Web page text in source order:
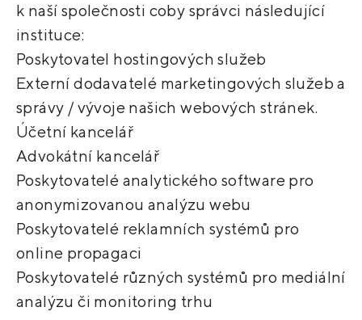
k naší společnosti coby správci následující
instituce:
Poskytovatel hostingových služeb
Externí dodavatelé marketingových služeb a
správy / vývoje našich webových stránek.
Účetní kancelář
Advokátní kancelář
Poskytovatelé analytického software pro
anonymizovanou analýzu webu
Poskytovatelé reklamních systémů pro
online propagaci
Poskytovatelé různých systémů pro mediální
analýzu či monitoring trhu